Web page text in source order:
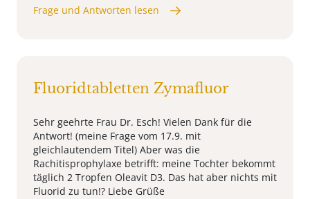
Frage und Antworten lesen
Fluoridtabletten Zymafluor
Sehr geehrte Frau Dr. Esch! Vielen Dank für die
Antwort! (meine Frage vom 17.9. mit
gleichlautendem Titel) Aber was die
Rachitisprophylaxe betrifft: meine Tochter bekommt
täglich 2 Tropfen Oleavit D3. Das hat aber nichts mit
Fluorid zu tun!? Liebe Grüße